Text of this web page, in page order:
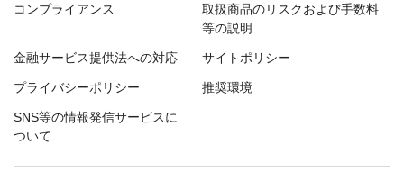
コンプライアンス
取扱商品のリスクおよび手数料
等の説明
金融サービス提供法への対応 サイトポリシー
プライバシーポリシー 推奨環境
SNS等の情報発信サービスに
ついて